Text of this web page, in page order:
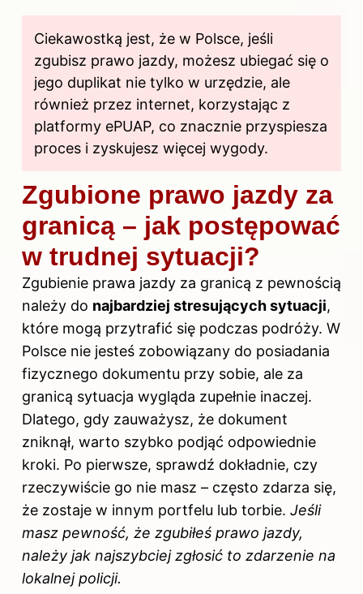
Ciekawostką jest, że w Polsce, jeśli
zgubisz prawo jazdy, możesz ubiegać się o
jego duplikat nie tylko w urzędzie, ale
również przez internet, korzystając z
platformy ePUAP, co znacznie przyspiesza
proces i zyskujesz więcej wygody.
Zgubione prawo jazdy za
granicą – jak postępować
w trudnej sytuacji?
Zgubienie prawa jazdy za granicą z pewnością
należy do najbardziej stresujących sytuacji,
które mogą przytrafić się podczas podróży. W
Polsce nie jesteś zobowiązany do posiadania
fizycznego dokumentu przy sobie, ale za
granicą sytuacja wygląda zupełnie inaczej.
Dlatego, gdy zauważysz, że dokument
zniknął, warto szybko podjąć odpowiednie
kroki. Po pierwsze, sprawdź dokładnie, czy
rzeczywiście go nie masz – często zdarza się,
że zostaje w innym portfelu lub torbie. Jeśli
masz pewność, że zgubiłeś prawo jazdy,
należy jak najszybciej zgłosić to zdarzenie na
lokalnej policji.